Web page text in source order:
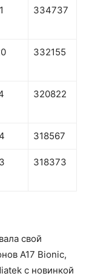
334737
332155
320822
318567
318373
свой
A17 Bionic,
с новинкой